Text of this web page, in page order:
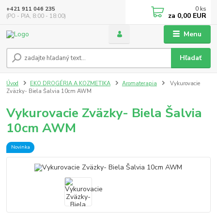
Menu
Hľadať
+421 911 046 235
(PO - PIA, 8:00 - 18:00)
0 ks
za 0,00 EUR
Úvod EKO DROGÉRIA A KOZMETIKA Aromaterapia
Vykurovacie
Zväzky- Biela Šalvia 10cm AWM
Vykurovacie Zväzky- Biela Šalvia
10cm AWM
Novinka